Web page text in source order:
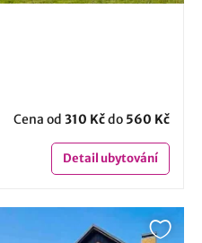
Cena od 310 Kčdo 560 Kč
Detailubytování